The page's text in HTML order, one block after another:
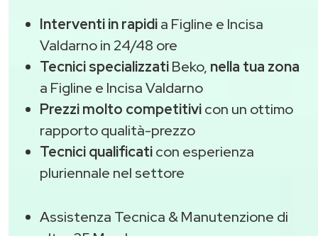
Interventi in rapidia Figline e Incisa
Valdarno in 24/48 ore
Tecnici specializzatiBeko, nella tua zona
a Figline e Incisa Valdarno
Prezzi molto competitivicon un ottimo
rapporto qualità-prezzo
Tecnici qualificaticon esperienza
pluriennale nel settore
Assistenza Tecnica & Manutenzione di